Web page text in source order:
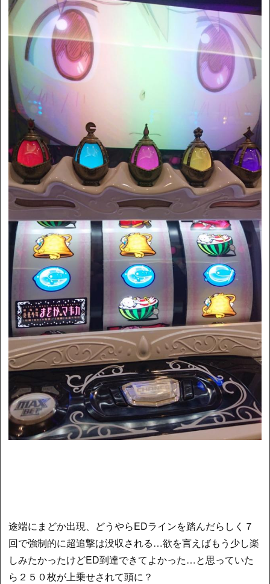
途端にまどか出現、どうやらEDラインを踏んだらしく７
回で強制的に超追撃は没収される…欲を言えばもう少し楽
しみたかったけどED到達できてよかった…と思っていた
ら２５０枚が上乗せされて頭に？